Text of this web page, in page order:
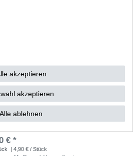
| 7,56 € / Stück
ges. MwSt.zzgl.Versandkosten
€ *
| 4,90 € / Stück
akzeptieren
akzeptieren
Alle ablehnen